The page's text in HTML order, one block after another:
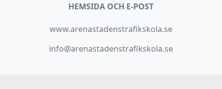
HEMSIDA OCH E-POST
www.arenastadenstrafikskola.se
info@arenastadenstrafikskola.se